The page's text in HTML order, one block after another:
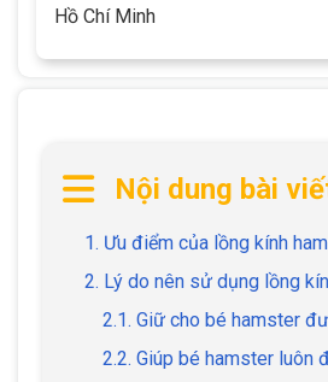
Nội dung bài
1. Ưu điểm của lồng kính
2. Lý do nên sử dụng lồng
2.1. Giữ cho bé hamster
2.2. Giúp bé hamster luôn
Hồ Chí Minh